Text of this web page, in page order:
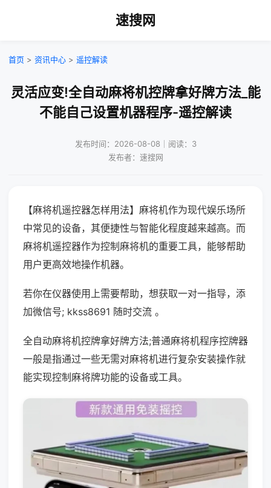
速搜网
首页 > 资讯中心 > 遥控解读
灵活应变!全自动麻将机控牌拿好牌方法_能
不能自己设置机器程序-遥控解读
发布时间：2026-08-08｜阅读：3
发布者：速搜网
【麻将机遥控器怎样用法】麻将机作为现代娱乐场所
中常见的设备，其便捷性与智能化程度越来越高。而
麻将机遥控器作为控制麻将机的重要工具，能够帮助
用户更高效地操作机器。
若你在仪器使用上需要帮助，想获取一对一指导，添
加微信号; kkss8691 随时交流 。
全自动麻将机控牌拿好牌方法;普通麻将机程序控牌器
一般是指通过一些无需对麻将机进行复杂安装操作就
能实现控制麻将牌功能的设备或工具。